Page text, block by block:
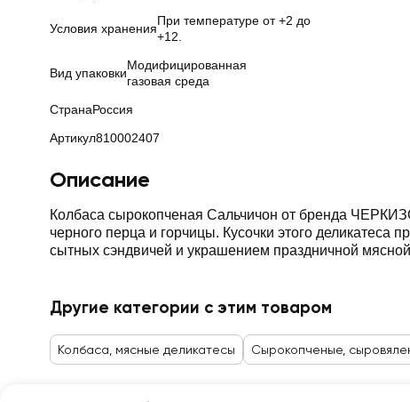
Условия хранения
При температуре от +2 до
+12.
Вид упаковки
Модифицированная
газовая среда
СтранаРоссия
Артикул810002407
Описание
Колбаса сырокопченая Сальчичон от бренда
черного перца и горчицы. Кусочки этого
сытных сэндвичей и украшением праздничной мясной
Другие категории с этим товаром
Колбаса, мясные деликатесы Сырокопченые,